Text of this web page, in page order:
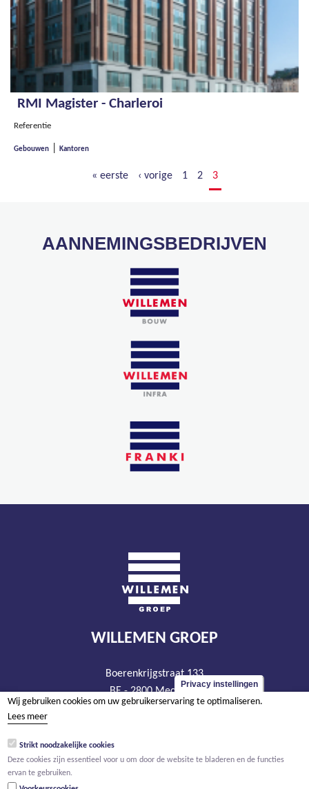
RMI Magister - Charleroi
Referentie
Gebouwen Kantoren
« eerste ‹ vorige 1 2 3
AANNEMINGSBEDRIJVEN
WILLEMEN GROEP
Boerenkrijgstraat 133
BE - 2800 Mechelen
tel +32 15 569 965
BTW BE 0466.256.432
Privacy instellingen
Wij gebruiken cookies om uw gebruikerservaring te optimaliseren.
Lees meer
Strikt noodzakelijke cookies
Deze cookies zijn essentieel voor u om door de website te bladeren en de functies
ervan te gebruiken.